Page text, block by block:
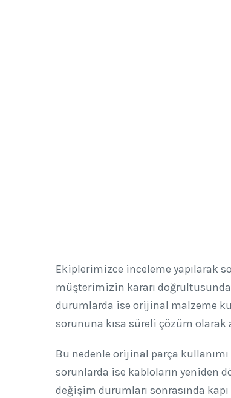
Ekiplerimizce inceleme yapılarak
müşterimizin kararı
durumlarda ise orijinal malzeme
sorununa kısa süreli çözüm olarak
Bu nedenle orijinal parça
sorunlarda ise kabloların yeniden
değişim durumları sonrasında